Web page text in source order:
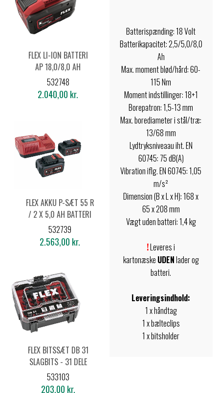
FLEX LI-ION BATTERI
AP 18,0/8,0 AH
532748
2.040,00 kr.
FLEX AKKU P-SÆT 55 R
/ 2 X 5,0 AH BATTERI
+ LADER
532739
2.563,00 kr.
FLEX BITSSÆT DB 31
SLAGBITS - 31 DELE
533103
203,00 kr.
Batterispænding: 18 Volt
Batterikapacitet: 2,5/5,0/8,0
Ah
Max. moment blød/hård: 60-
115 Nm
Moment indstillinger: 18+1
Borepatron: 1,5-13 mm
Max. borediameter i stål/træ:
13/68 mm
Lydtryksniveaau iht. EN
60745: 75 dB(A)
Vibration iflg. EN 60745: 1,05
m/s²
Dimension (B x L x H): 168 x
65 x 208 mm
Vægt uden batteri: 1,4 kg
!Leveres i
kartonæske UDENlader og
batteri.
Leveringsindhold:
1 x håndtag
1 x bælteclips
1 x bitsholder